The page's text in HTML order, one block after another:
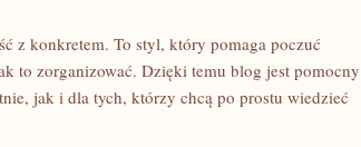
z konkretem. To styl, który pomaga poczuć
to zorganizować. Dzięki temu blog jest pomocny
jak i dla tych, którzy chcą po prostu wiedzieć